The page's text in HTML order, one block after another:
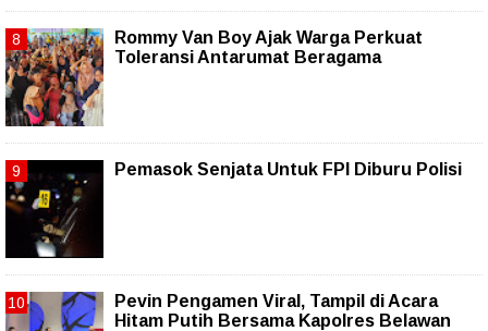
Rommy Van Boy Ajak Warga Perkuat
Toleransi Antarumat Beragama
Pemasok Senjata Untuk FPI Diburu Polisi
Pevin Pengamen Viral, Tampil di Acara
Hitam Putih Bersama Kapolres Belawan